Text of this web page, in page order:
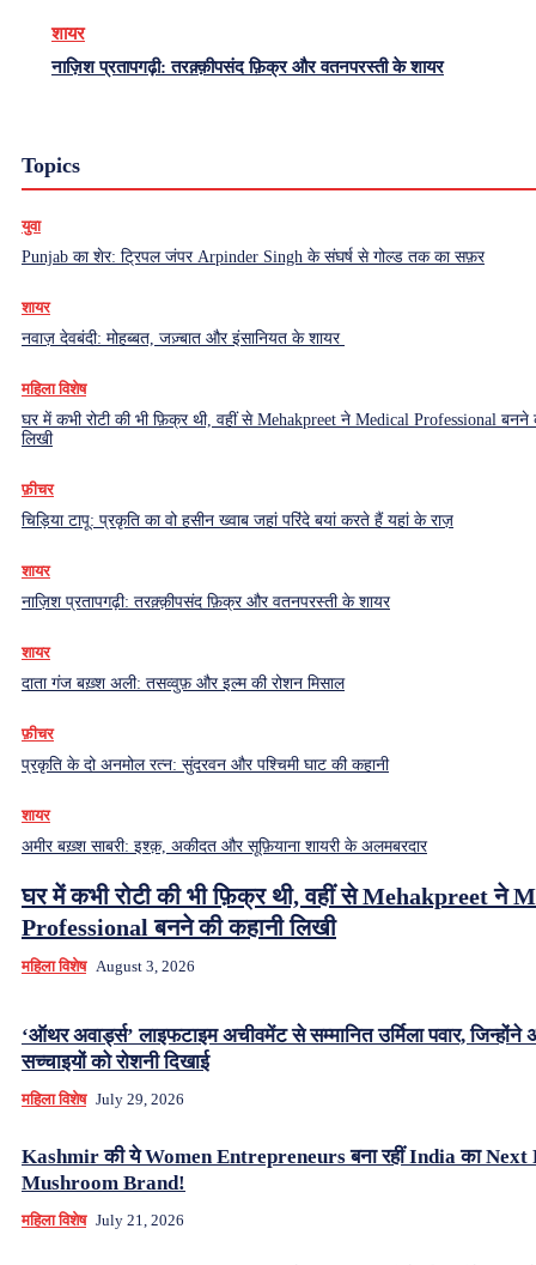
शायर
नाज़िश प्रतापगढ़ी: तरक़्क़ीपसंद फ़िक्र और वतनपरस्ती के शायर
Topics
युवा
Punjab का शेर: ट्रिपल जंपर Arpinder Singh के संघर्ष से गोल्ड तक का सफ़र
शायर
नवाज़ देवबंदी: मोहब्बत, जज़्बात और इंसानियत के शायर
महिला विशेष
घर में कभी रोटी की भी फ़िक्र थी, वहीं से Mehakpreet ने Medical Professional बनने
लिखी
फ़ीचर
चिड़िया टापू: प्रकृति का वो हसीन ख्वाब जहां परिंदे बयां करते हैं यहां के राज़
शायर
नाज़िश प्रतापगढ़ी: तरक़्क़ीपसंद फ़िक्र और वतनपरस्ती के शायर
शायर
दाता गंज बख़्श अली: तसव्वुफ़ और इल्म की रोशन मिसाल
फ़ीचर
प्रकृति के दो अनमोल रत्न: सुंदरवन और पश्चिमी घाट की कहानी
शायर
अमीर बख़्श साबरी: इश्क़, अकीदत और सूफ़ियाना शायरी के अलमबरदार
घर में कभी रोटी की भी फ़िक्र थी, वहीं से Mehakpreet ने
Professional बनने की कहानी लिखी
महिला विशेष August 3, 2026
‘ऑथर अवार्ड्स’ लाइफटाइम अचीवमेंट से सम्मानित उर्मिला पवार, जिन्होंने
सच्चाइयों को रोशनी दिखाई
महिला विशेष July 29, 2026
Kashmir की ये Women Entrepreneurs बना रहीं India का
Mushroom Brand!
महिला विशेष July 21, 2026